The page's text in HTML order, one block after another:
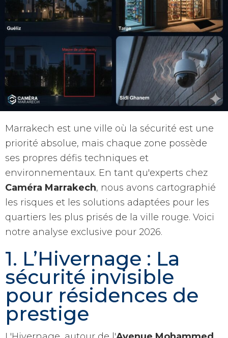
Marrakech est une ville où la sécurité est une
priorité absolue, mais chaque zone possède
ses propres défis techniques et
environnementaux. En tant qu'experts chez
Caméra Marrakech, nous avons cartographié
les risques et les solutions adaptées pour les
quartiers les plus prisés de la ville rouge. Voici
notre analyse exclusive pour 2026.
1. L’Hivernage : La
sécurité invisible
pour résidences de
prestige